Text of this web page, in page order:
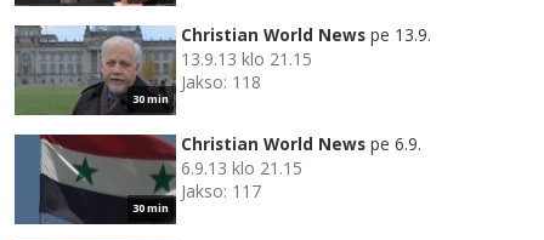
30 min
Christian World News pe 13.9.
13.9.13 klo 21.15
Jakso: 118
30 min
Christian World News pe 6.9.
6.9.13 klo 21.15
Jakso: 117